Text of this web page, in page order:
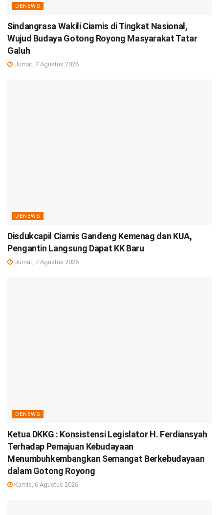
DENEWS
Sindangrasa Wakili Ciamis di Tingkat Nasional,
Wujud Budaya Gotong Royong Masyarakat Tatar
Galuh
Jumat, 7 Agustus 2026
DENEWS
Disdukcapil Ciamis Gandeng Kemenag dan KUA,
Pengantin Langsung Dapat KK Baru
Jumat, 7 Agustus 2026
DENEWS
Ketua DKKG : Konsistensi Legislator H. Ferdiansyah
Terhadap Pemajuan Kebudayaan
Menumbuhkembangkan Semangat Berkebudayaan
dalam Gotong Royong
Kamis, 6 Agustus 2026